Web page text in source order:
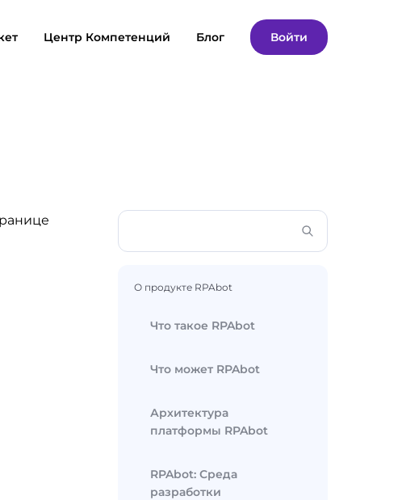
Центр Компетенций Блог Войти
О продукте RPAbot
Что такое RPAbot
Что может RPAbot
Архитектура
платформы RPAbot
RPAbot: Среда
разработки